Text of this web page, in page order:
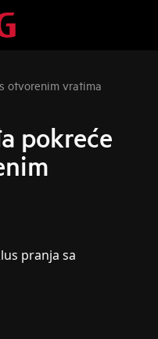
otvorenim vratima
pokreće
pranja sa